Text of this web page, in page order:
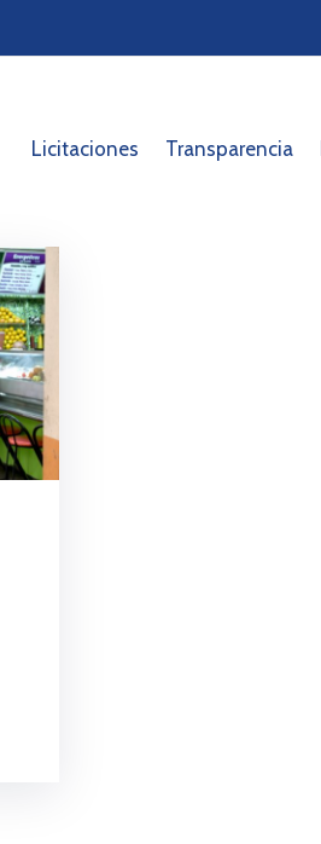
Licitaciones Transparencia